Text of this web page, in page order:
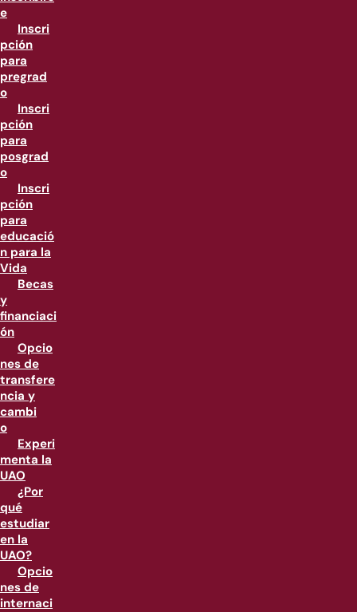
e
Inscri
pción
para
pregrad
o
Inscri
pción
para
posgrad
o
Inscri
pción
para
educació
n para la
Vida
Becas
y
financiaci
ón
Opcio
nes de
transfere
ncia y
cambi
o
Experi
menta la
UAO
¿Por
qué
estudiar
en la
UAO?
Opcio
nes de
internaci